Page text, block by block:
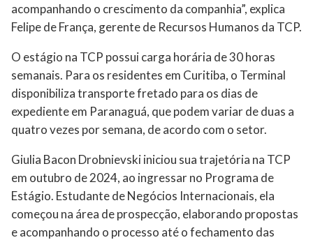
acompanhando o crescimento da companhia”, explica
Felipe de França, gerente de Recursos Humanos da TCP.
O estágio na TCP possui carga horária de 30 horas
semanais. Para os residentes em Curitiba, o Terminal
disponibiliza transporte fretado para os dias de
expediente em Paranaguá, que podem variar de duas a
quatro vezes por semana, de acordo com o setor.
Giulia Bacon Drobnievski iniciou sua trajetória na TCP
em outubro de 2024, ao ingressar no Programa de
Estágio. Estudante de Negócios Internacionais, ela
começou na área de prospecção, elaborando propostas
e acompanhando o processo até o fechamento das